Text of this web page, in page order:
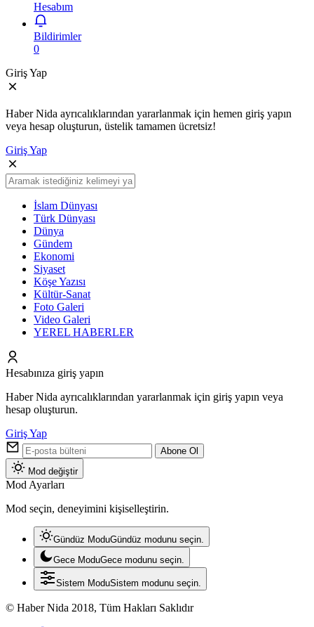
Hesabım
Bildirimler
0
Giriş Yap
Haber Nida ayrıcalıklarından yararlanmak için hemen giriş yapın
veya hesap oluşturun, üstelik tamamen ücretsiz!
Giriş Yap
İslam Dünyası
Türk Dünyası
Dünya
Gündem
Ekonomi
Siyaset
Köşe Yazısı
Kültür-Sanat
Foto Galeri
Video Galeri
YEREL HABERLER
Hesabınıza giriş yapın
Haber Nida ayrıcalıklarından yararlanmak için giriş yapın veya
hesap oluşturun.
Giriş Yap
Abone Ol
Mod değiştir
Mod Ayarları
Mod seçin, deneyimini kişiselleştirin.
Gündüz ModuGündüz modunu seçin.
Gece ModuGece modunu seçin.
Sistem ModuSistem modunu seçin.
© Haber Nida 2018, Tüm Hakları Saklıdır